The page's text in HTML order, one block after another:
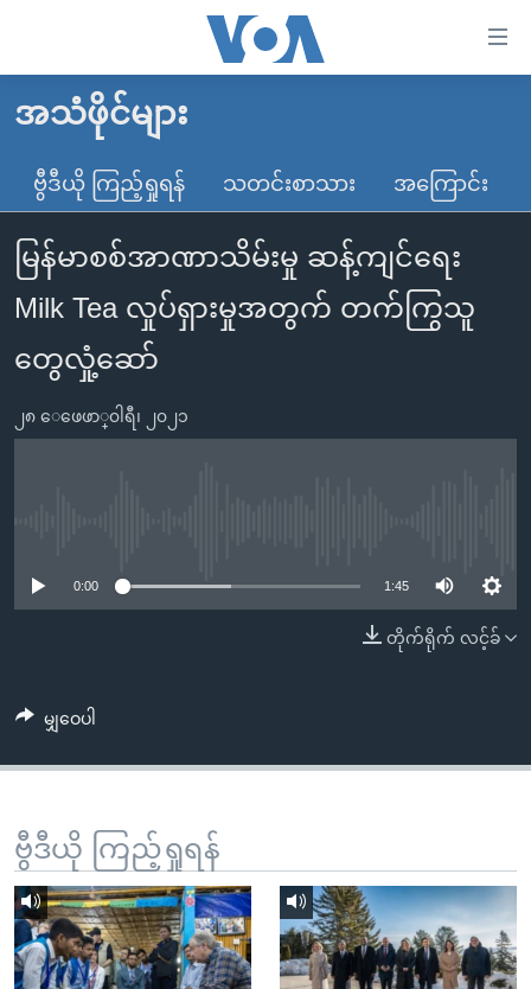
လွယ်ကူ
သည့်
Link
များ
ပင်မ
အကြောင်းအရာ
ကျော်
ကြည့်
ရှာဖွေ
နေရာ
သို့
ကျော်
ရန်
မူလစာမျက်နှာ
မြန်မာ
ကမ္ဘာ့သတင်းများ
နိုင်ငံတကာ
အမေရိကန်
အစ္စရေး-ပါလက်စတိုင်း
ဗွီဒီယို
သတင်းလွတ်လပ်ခွင့်
ရပ်ဝန်းတခု လမ်းတခု အလွန်
အင်္ဂလိပ်စာလေ့လာမယ်
အမေရိကန်သုံးအီဒီယံ
အပတ်စဉ်ကဏ္ဍများ
အသံဖိုင်များ
ဗွီဒီယို ကြည့်ရှုရန် သတင်းစာသား အကြောင်း
မြန်မာစစ်အာဏာသိမ်းမှု ဆန့်ကျင်ရေး
Milk Tea လှုပ်ရှားမှုအတွက် တက်ကြွသူ
တွေလှုံ့ဆော်
၂၈ ေဖေဖာ္၀ါရီ၊ ၂၀၂၁
0:00 1:45
တိုက်ရိုက် လင့်ခ်
မျှဝေပါ
ဗွီဒီယို ကြည့်ရှုရန်